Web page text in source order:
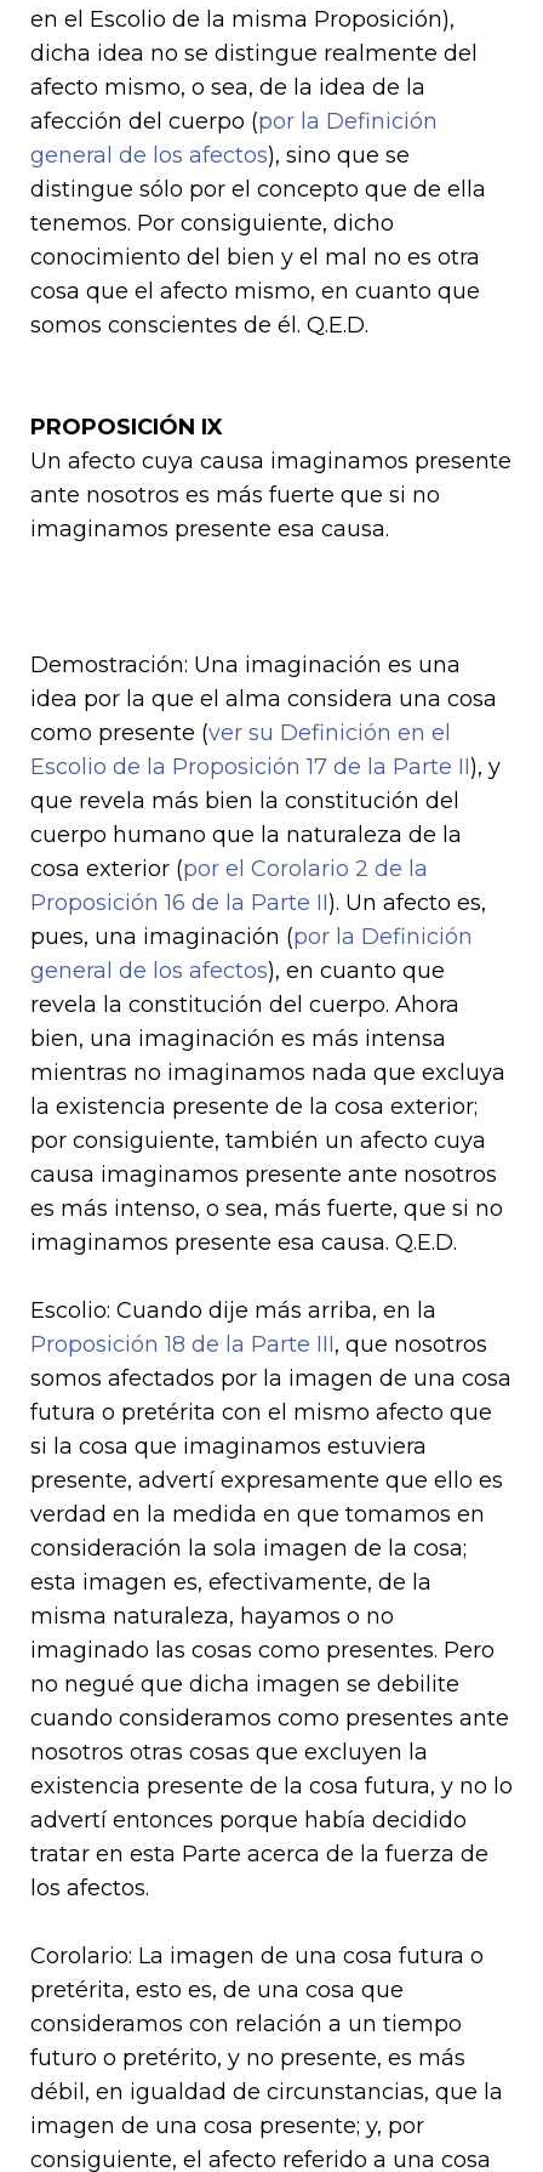
en el Escolio de la misma Proposición),
dicha idea no se distingue realmente del
afecto mismo, o sea, de la idea de la
afección del cuerpo (por la Definición
general de los afectos), sino que se
distingue sólo por el concepto que de ella
tenemos. Por consiguiente, dicho
conocimiento del bien y el mal no es otra
cosa que el afecto mismo, en cuanto que
somos conscientes de él. Q.E.D.
PROPOSICIÓN IX
Un afecto cuya causa imaginamos presente
ante nosotros es más fuerte que si no
imaginamos presente esa causa.
Demostración: Una imaginación es una
idea por la que el alma considera una cosa
como presente (ver su Definición en el
Escolio de la Proposición 17 de la Parte II), y
que revela más bien la constitución del
cuerpo humano que la naturaleza de la
cosa exterior (por el Corolario 2 de la
Proposición 16 de la Parte II). Un afecto es,
pues, una imaginación (por la Definición
general de los afectos), en cuanto que
revela la constitución del cuerpo. Ahora
bien, una imaginación es más intensa
mientras no imaginamos nada que excluya
la existencia presente de la cosa exterior;
por consiguiente, también un afecto cuya
causa imaginamos presente ante nosotros
es más intenso, o sea, más fuerte, que si no
imaginamos presente esa causa. Q.E.D.
Escolio: Cuando dije más arriba, en la
Proposición 18 de la Parte III, que nosotros
somos afectados por la imagen de una cosa
futura o pretérita con el mismo afecto que
si la cosa que imaginamos estuviera
presente, advertí expresamente que ello es
verdad en la medida en que tomamos en
consideración la sola imagen de la cosa;
esta imagen es, efectivamente, de la
misma naturaleza, hayamos o no
imaginado las cosas como presentes. Pero
no negué que dicha imagen se debilite
cuando consideramos como presentes ante
nosotros otras cosas que excluyen la
existencia presente de la cosa futura, y no lo
advertí entonces porque había decidido
tratar en esta Parte acerca de la fuerza de
los afectos.
Corolario: La imagen de una cosa futura o
pretérita, esto es, de una cosa que
consideramos con relación a un tiempo
futuro o pretérito, y no presente, es más
débil, en igualdad de circunstancias, que la
imagen de una cosa presente; y, por
consiguiente, el afecto referido a una cosa